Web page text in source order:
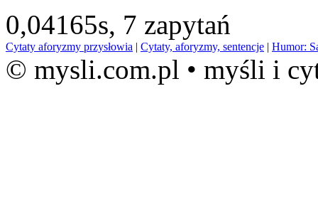
0,04165s, 7 zapytań
Cytaty aforyzmy przysłowia | Cytaty, aforyzmy, sentencje | Humor:
© mysli.com.pl • myśli i